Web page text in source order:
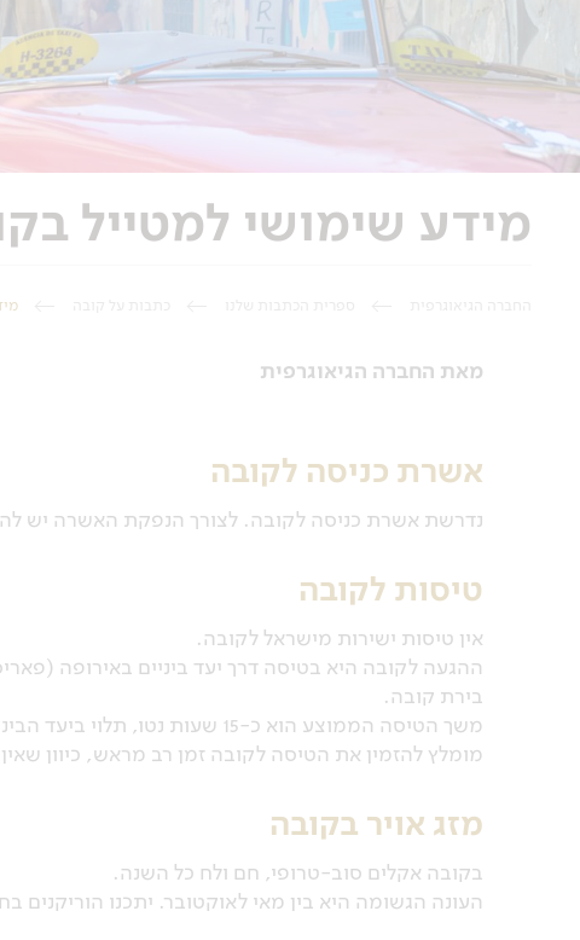
מידע שימושי למטייל
מאת החברה הגיאוגרפית
אשרת כניסה לקובה
נדרשת אשרת כניסה לקובה. לצורך הנפקת האשרה יש
טיסות לקובה
אין טיסות ישירות מישראל לקובה.
ההגעה לקובה היא בטיסה דרך יעד ביניים באירופה
בירת קובה.
משך הטיסה הממוצע הוא כ-15 שעות נטו, תלוי ביעד הביניים (לא כולל ההמתנה לטיסת המשך באירופה).
מומלץ להזמין את הטיסה לקובה זמן רב מראש, כיוון
מזג אויר בקובה
בקובה אקלים סוב-טרופי, חם ולח כל השנה.
העונה הגשומה היא בין מאי לאוקטובר. יתכנו הוריקנים